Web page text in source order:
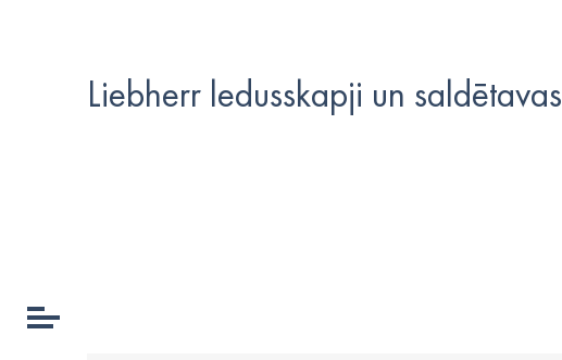
Liebherr ledusskapji un saldētavas